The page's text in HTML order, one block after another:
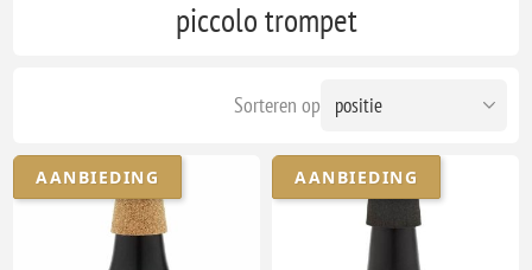
piccolo trompet
Sorteren op
AANBIEDING AANBIEDING